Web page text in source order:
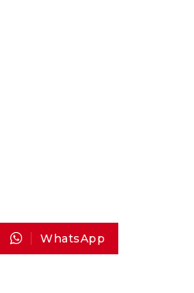
WhatsApp